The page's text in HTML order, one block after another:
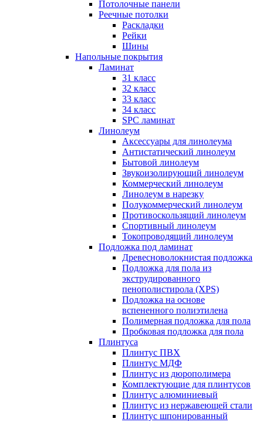
Потолочные панели
Реечные потолки
Раскладки
Рейки
Шины
Напольные покрытия
Ламинат
31 класс
32 класс
33 класс
34 класс
SPC ламинат
Линолеум
Аксессуары для линолеума
Антистатический линолеум
Бытовой линолеум
Звукоизолирующий линолеум
Коммерческий линолеум
Линолеум в нарезку
Полукоммерческий линолеум
Противоскользящий линолеум
Спортивный линолеум
Токопроводящий линолеум
Подложка под ламинат
Древесноволокнистая подложка
Подложка для пола из
экструдированного
пенополистирола (XPS)
Подложка на основе
вспененного полиэтилена
Полимерная подложка для пола
Пробковая подложка для пола
Плинтуса
Плинтус ПВХ
Плинтус МДФ
Плинтус из дюрополимера
Комплектующие для плинтусов
Плинтус алюминиевый
Плинтус из нержавеющей стали
Плинтус шпонированный